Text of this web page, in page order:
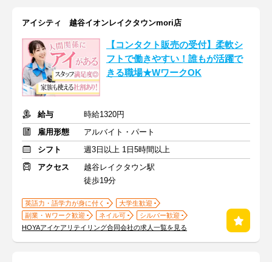
アイシティ 越谷イオンレイクタウンmori店
【コンタクト販売の受付】柔軟シ
フトで働きやすい！誰もが活躍で
きる職場★WワークOK
給与
時給1320円
雇用形態
アルバイト・パート
シフト
週3日以上 1日5時間以上
アクセス
越谷レイクタウン駅
徒歩19分
英語力・語学力が身に付く
大学生歓迎
副業・Ｗワーク歓迎
ネイル可
シルバー歓迎
HOYAアイケアリテイリング合同会社の求人一覧を見る